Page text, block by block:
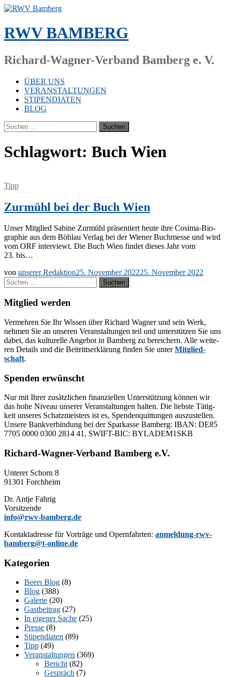
Zum
springen
RWV BAMBERG
Richard-Wagner-Verband Bamberg e. V.
ÜBER UNS
VERANSTALTUNGEN
STIPENDIATEN
BLOG
Suchen
nach:
Schlagwort: Buch Wien
Tipp
Zurmühl bei der Buch Wien
Un­ser Mit­glied Sa­bi­ne Zur­mühl prä­sen­tiert heu­te ihre Co­­si­­ma-Bio­­­
gra­­phie aus dem Böhlau Ver­lag bei der Wie­ner Buch­mes­se und wird
vom ORF in­ter­viewt. Die Buch Wien fin­det die­ses Jahr vom
23. bis…
von unserer Redaktion25. November 202225. November 2022
Suchen
nach:
Mitglied werden
Ver­meh­ren Sie Ihr Wis­sen über Ri­chard Wag­ner und sein Werk,
neh­men Sie an un­se­ren Ver­an­stal­tun­gen teil und un­ter­stüt­zen Sie uns
da­bei, das kul­tu­rel­le An­ge­bot in Bam­berg zu be­rei­chern. Alle wei­te­
ren De­tails und die Bei­tritts­er­klä­rung fin­den Sie un­terMit­glied­
schaft.
Spenden erwünscht
Nur mit Ih­rer zu­sätz­li­chen fi­nan­zi­el­len Un­ter­stüt­zung kön­nen wir
das hohe Ni­veau un­se­rer Ver­an­stal­tun­gen hal­ten. Die liebs­te Tä­tig­
keit un­se­res Schatz­meis­ters ist es, Spen­den­quit­tun­gen aus­zu­stel­len.
Un­se­re Bank­ver­bin­dung bei der Spar­kas­se Bam­berg: IBAN: DE85
7705 0000 0300 2814 41, SWIFT-BIC: BYLADEM1SKB
Richard-Wagner-Verband Bamberg e.V.
Un­te­rer Schorn 8
91301 Forchheim
Dr. Ant­je Fahrig
Vorsitzende
info@rwv-bamberg.de
Kon­takt­adres­se für Vor­trä­ge und Opern­fahr­ten: anmeldung-rwv-
bamberg@t-online.de
Kategorien
Beers Blog (8)
Blog (388)
Galerie (20)
Gastbeitrag (27)
In eigener Sache (25)
Presse (8)
Stipendiaten (89)
Tipp (49)
Veranstaltungen (369)
Bericht (82)
Gespräch (7)